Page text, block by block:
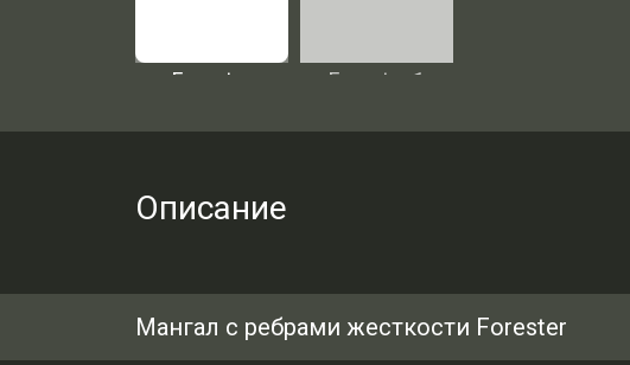
Описание
Мангал с ребрами жесткости Forester